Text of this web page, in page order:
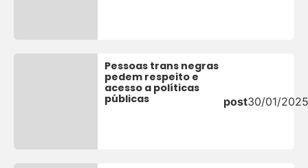
Pessoas trans negras
pedem respeito e
acesso a políticas
públicas
post30/01/